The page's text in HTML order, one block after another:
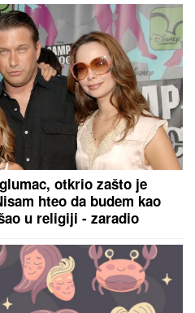
Torcide i Bed Blu Bojsa
do haosa na aerodromu
NA SABORU
U GUČI:Uživao u pečenju,
kupusu i hajdučkim